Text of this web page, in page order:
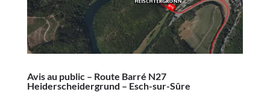
Avis au public – Route Barré N27
Heiderscheidergrund – Esch-sur-Sûre